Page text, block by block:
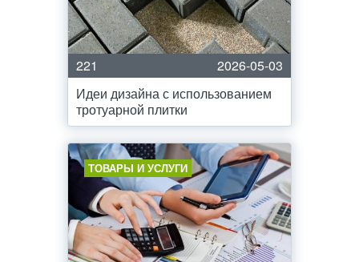
221
2026-05-03
Идеи дизайна с использованием
тротуарной плитки
ТОВАРЫ И УСЛУГИ